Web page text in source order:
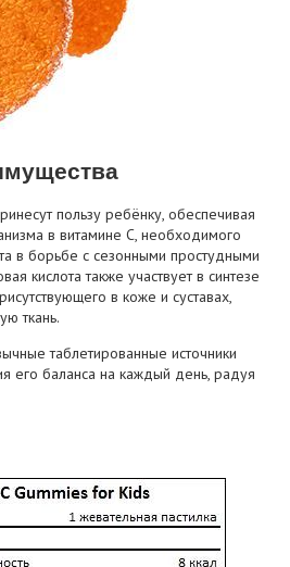
пользу ребёнку, обеспечивая
в витамине C, необходимого
в борьбе с сезонными простудными
кислота также участвует в синтезе
в коже и суставах,
ткань.
таблетированные источники
его баланса на каждый день, радуя